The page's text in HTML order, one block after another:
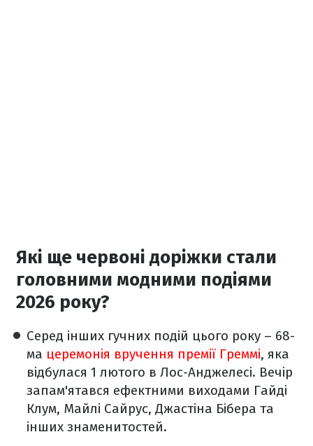
Які ще червоні доріжки стали
головними модними подіями
2026 року?
Серед інших гучних подій цього року – 68-
ма церемонія вручення премії Греммі, яка
відбулася 1 лютого в Лос-Анджелесі. Вечір
запам'ятався ефектними виходами Гайді
Клум, Майлі Сайрус, Джастіна Бібера та
інших знаменитостей.